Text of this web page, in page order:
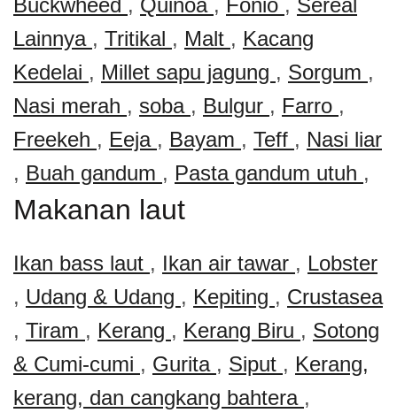
Buckwheed , Quinoa , Fonio , Sereal
Lainnya , Tritikal , Malt , Kacang
Kedelai , Millet sapu jagung , Sorgum ,
Nasi merah , soba , Bulgur , Farro ,
Freekeh , Eeja , Bayam , Teff , Nasi liar
, Buah gandum , Pasta gandum utuh ,
Makanan laut
Ikan bass laut , Ikan air tawar , Lobster
, Udang & Udang , Kepiting , Crustasea
, Tiram , Kerang , Kerang Biru , Sotong
& Cumi-cumi , Gurita , Siput , Kerang,
kerang, dan cangkang bahtera ,